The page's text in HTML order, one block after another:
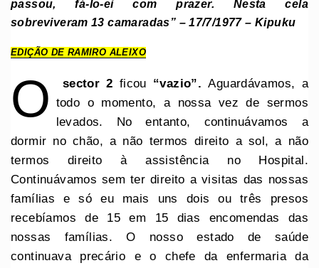
passou, fá-lo-ei com prazer. Nesta cela
sobreviveram 13 camaradas” – 17/7/1977 – Kipuku
EDIÇÃO DE RAMIRO ALEIXO
O sector 2 ficou “vazio”. Aguardávamos, a
todo o momento, a nossa vez de sermos
levados. No entanto, continuávamos a
dormir no chão, a não termos direito a sol, a não
termos direito à assistência no Hospital.
Continuávamos sem ter direito a visitas das nossas
famílias e só eu mais uns dois ou três presos
recebíamos de 15 em 15 dias encomendas das
nossas famílias. O nosso estado de saúde
continuava precário e o chefe da enfermaria da